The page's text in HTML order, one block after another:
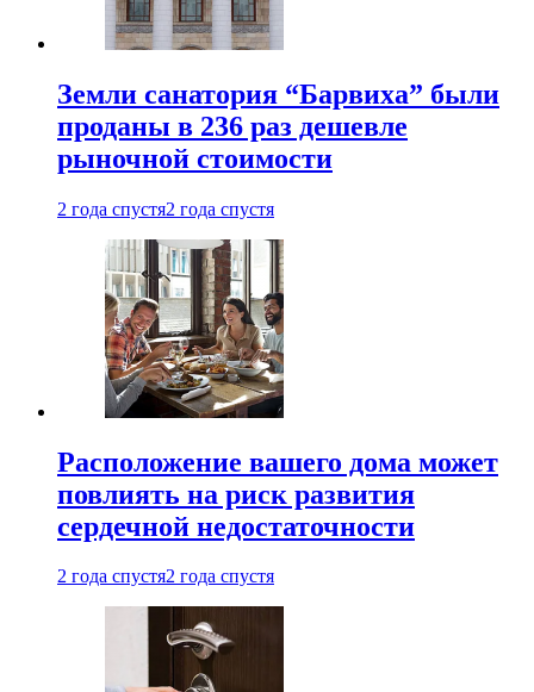
Земли санатория “Барвиха” были
проданы в 236 раз дешевле
рыночной стоимости
2 года спустя2 года спустя
Расположение вашего дома может
повлиять на риск развития
сердечной недостаточности
2 года спустя2 года спустя